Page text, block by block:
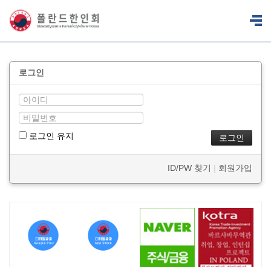
로그인
로그인 유지
ID/PW 찾기 | 회원가입